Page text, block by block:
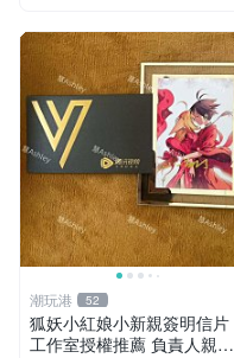
潮玩港 52
狐妖小紅娘小新親簽明信片
工作室授權推薦 負責人親手